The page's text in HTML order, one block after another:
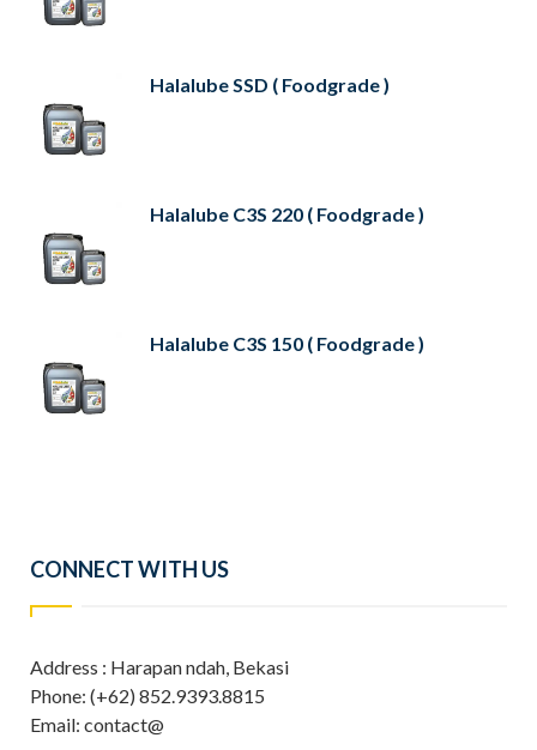
Halalube SSD ( Foodgrade )
Halalube C3S 220 ( Foodgrade )
Halalube C3S 150 ( Foodgrade )
CONNECT WITH US
Address : Harapan ndah, Bekasi
Phone: (+62) 852.9393.8815
Email: contact@